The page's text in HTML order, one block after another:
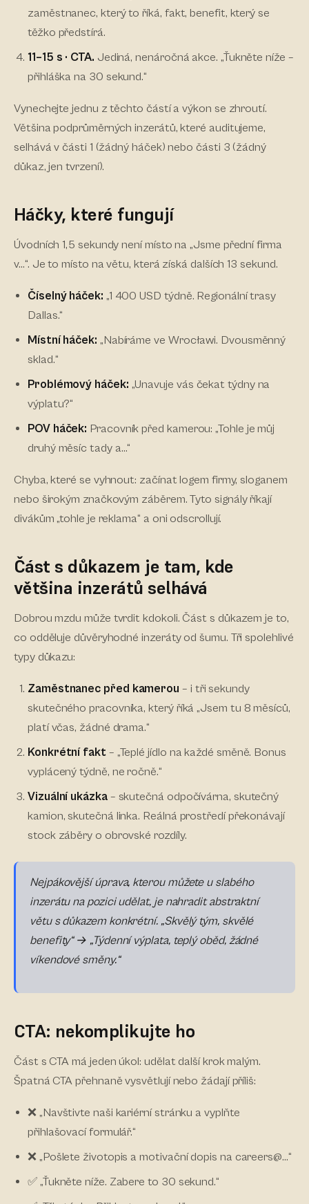
zaměstnanec, který to říká, fakt, benefit, který se
těžko předstírá.
11–15 s · CTA. Jediná, nenáročná akce. „Ťukněte níže –
přihláška na 30 sekund.“
Vynechejte jednu z těchto částí a výkon se zhroutí.
Většina podprůměrných inzerátů, které auditujeme,
selhává v části 1 (žádný háček) nebo části 3 (žádný
důkaz, jen tvrzení).
Háčky, které fungují
Úvodních 1,5 sekundy není místo na „Jsme přední firma
v…“. Je to místo na větu, která získá dalších 13 sekund.
Číselný háček: „1 400 USD týdně. Regionální trasy
Dallas.“
Místní háček: „Nabíráme ve Wrocławi. Dvousměnný
sklad.“
Problémový háček: „Unavuje vás čekat týdny na
výplatu?“
POV háček: Pracovník před kamerou: „Tohle je můj
druhý měsíc tady a…“
Chyba, které se vyhnout: začínat logem firmy, sloganem
nebo širokým značkovým záběrem. Tyto signály říkají
divákům „tohle je reklama“ a oni odscrollují.
Část s důkazem je tam, kde
většina inzerátů selhává
Dobrou mzdu může tvrdit kdokoli. Část s důkazem je to,
co odděluje důvěryhodné inzeráty od šumu. Tři spolehlivé
typy důkazu:
Zaměstnanec před kamerou – i tři sekundy
skutečného pracovníka, který říká „Jsem tu 8 měsíců,
platí včas, žádné drama.“
Konkrétní fakt– „Teplé jídlo na každé směně. Bonus
vyplácený týdně, ne ročně.“
Vizuální ukázka– skutečná odpočívárna, skutečný
kamion, skutečná linka. Reálná prostředí překonávají
stock záběry o obrovské rozdíly.
Nejpákovější úprava, kterou můžete u slabého
inzerátu na pozici udělat, je nahradit abstraktní
větu s důkazem konkrétní. „Skvělý tým, skvělé
benefity“ → „Týdenní výplata, teplý oběd, žádné
víkendové směny.“
CTA: nekomplikujte ho
Část s CTA má jeden úkol: udělat další krok malým.
Špatná CTA přehnaně vysvětlují nebo žádají příliš:
❌ „Navštivte naši kariérní stránku a vyplňte
přihlašovací formulář.“
❌ „Pošlete životopis a motivační dopis na careers@…“
✅ „Ťukněte níže. Zabere to 30 sekund.“